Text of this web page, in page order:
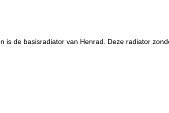
is de basisradiator van Henrad. Deze radiator